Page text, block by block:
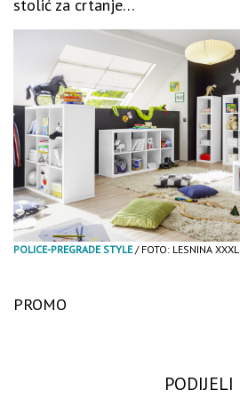
stolić za crtanje…
POLICE-PREGRADE STYLE / FOTO: LESNINA XXXL
PROMO
PODIJELI